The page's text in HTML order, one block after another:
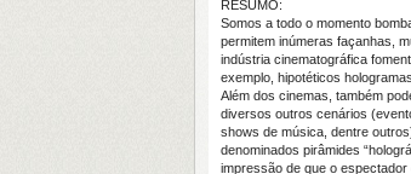
RESUMO:
Somos a todo o momento
permitem inúmeras façanhas,
indústria cinematográfica
exemplo, hipotéticos
Além dos cinemas, também
diversos outros cenários
shows de música, dentre
denominados pirâmides
impressão de que o